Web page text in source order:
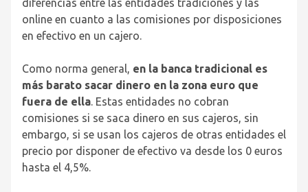
diferencias entre las entidades tradiciones y las
online en cuanto a las comisiones por disposiciones
en efectivo en un cajero.
Como norma general, en la banca tradicional es
más barato sacar dinero en la zona euro que
fuera de ella. Estas entidades no cobran
comisiones si se saca dinero en sus cajeros, sin
embargo, si se usan los cajeros de otras entidades el
precio por disponer de efectivo va desde los 0 euros
hasta el 4,5%.